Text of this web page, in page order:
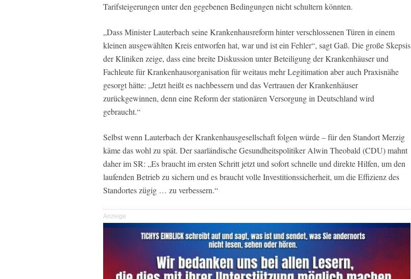
Tarifsteigerungen unter den gegebenen Bedingungen nicht schultern könnten.
„Dass Minister Lauterbach seine Krankenhausreform hinter verschlossenen Türen in einem
kleinen ausgewählten Kreis entworfen hat, war und ist ein Fehler“, sagt Gaß. Die große Skepsis
der Kliniken zeige, dass eine breite Diskussion unter Beteiligung der Krankenhäuser und
Fachleute für Krankenhausorganisation für weitaus mehr Legitimation aber auch Praxisnähe
gesorgt hätte: „Jetzt heißt es nachbessern und das Vertrauen der Krankenhäuser
zurückgewinnen, denn eine Reform der stationären Versorgung in Deutschland wird
gebraucht.“
Selbst wenn Lauterbach der Krankenhausgesellschaft folgen würde – für den Standort Merzig
käme das wohl zu spät. Der saarländische Gesundheitspolitiker Alwin Theobald (CDU) mahnt
daher im SR: „Es braucht im ersten Schritt jetzt und sofort schnelle und direkte Hilfen, um den
laufenden Betrieb zu sichern und es braucht volle Investitionssicherheit, um die Effizienz des
Standortes zügig … zu verbessern.“
Anzeige